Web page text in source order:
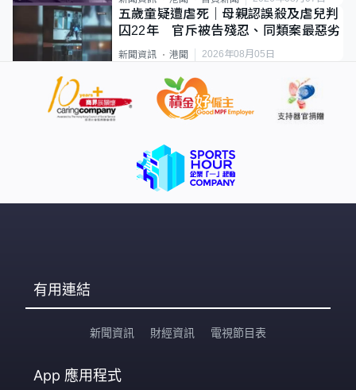
五歲童疑遭虐死｜母親認誤殺及虐兒判
囚22年 官斥被告殘忍、同類案最惡劣
新聞資訊 港聞 2026年08月05日
有用連結
新聞資訊 財經資訊 電視節目表
App 應用程式